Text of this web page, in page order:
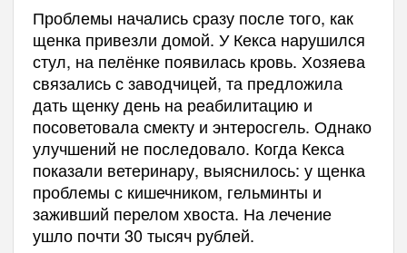
Проблемы начались сразу после того, как
щенка привезли домой. У Кекса нарушился
стул, на пелёнке появилась кровь. Хозяева
связались с заводчицей, та предложила
дать щенку день на реабилитацию и
посоветовала смекту и энтеросгель. Однако
улучшений не последовало. Когда Кекса
показали ветеринару, выяснилось: у щенка
проблемы с кишечником, гельминты и
заживший перелом хвоста. На лечение
ушло почти 30 тысяч рублей.